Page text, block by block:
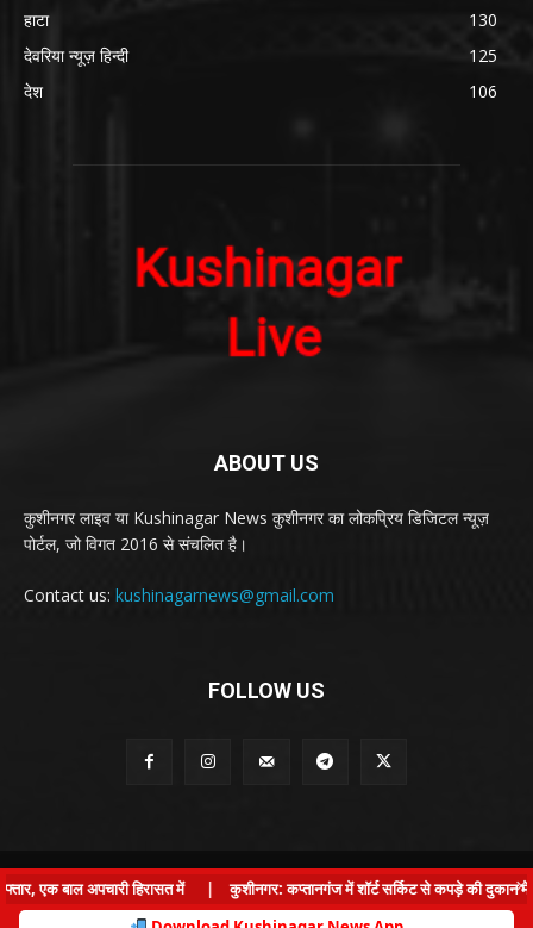
हाटा
130
देवरिया न्यूज़ हिन्दी
125
देश
106
ABOUT US
कुशीनगर लाइव या Kushinagar News कुशीनगर का लोकप्रिय डिजिटल न्यूज़
पोर्टल, जो विगत 2016 से संचलित है।
Contact us: kushinagarnews@gmail.com
FOLLOW US
© Kushinagar Live - 2022 ×
एक बाल अपचारी हिरासत में
कुशीनगर: कप्तानगंज में शॉर्ट सर्किट से कपड़े की दुकान में